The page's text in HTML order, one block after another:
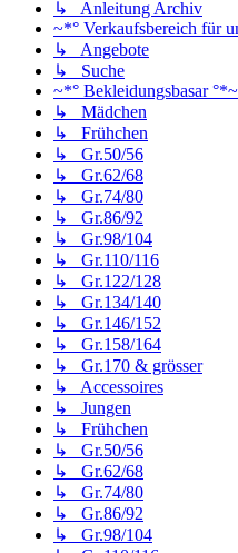
↳ Anleitung Archiv
~*° Verkaufsbereich für
↳ Angebote
↳ Suche
~*° Bekleidungsbasar °*~
↳ Mädchen
↳ Frühchen
↳ Gr.50/56
↳ Gr.62/68
↳ Gr.74/80
↳ Gr.86/92
↳ Gr.98/104
↳ Gr.110/116
↳ Gr.122/128
↳ Gr.134/140
↳ Gr.146/152
↳ Gr.158/164
↳ Gr.170 & grösser
↳ Accessoires
↳ Jungen
↳ Frühchen
↳ Gr.50/56
↳ Gr.62/68
↳ Gr.74/80
↳ Gr.86/92
↳ Gr.98/104